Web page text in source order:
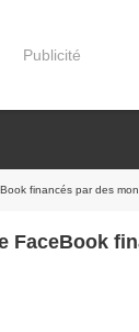
Publicité
financés par des
FaceBook